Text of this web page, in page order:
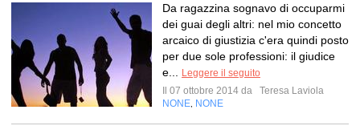
Da ragazzina sognavo di occuparmi
dei guai degli altri: nel mio concetto
arcaico di giustizia c'era quindi posto
per due sole professioni: il giudice
e...
Leggere il seguito
Il 07 ottobre 2014 da
Teresa Laviola
NONE NONE